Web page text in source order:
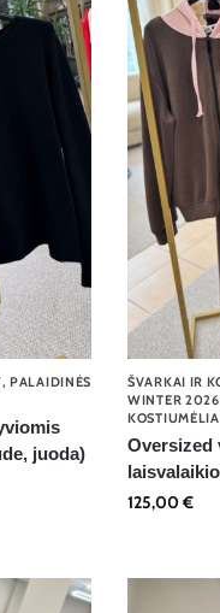
,PALAIDINĖS
juoda)
ŠVARKAI IR
WINTER
Oversized
125,00€